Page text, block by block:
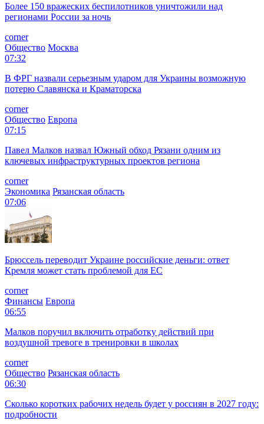
Более 150 вражеских беспилотников уничтожили над
регионами России за ночь
corner
Общество Москва
07:32
В ФРГ назвали серьезным ударом для Украины возможную
потерю Славянска и Краматорска
corner
Общество Европа
07:15
Павел Малков назвал Южный обход Рязани одним из
ключевых инфраструктурных проектов региона
corner
Экономика Рязанская область
07:06
Брюссель переводит Украине российские деньги: ответ
Кремля может стать проблемой для EC
corner
Финансы Европа
06:55
Малков поручил включить отработку действий при
воздушной тревоге в тренировки в школах
corner
Общество Рязанская область
06:30
Сколько коротких рабочих недель будет у россиян в 2027 году:
подробности